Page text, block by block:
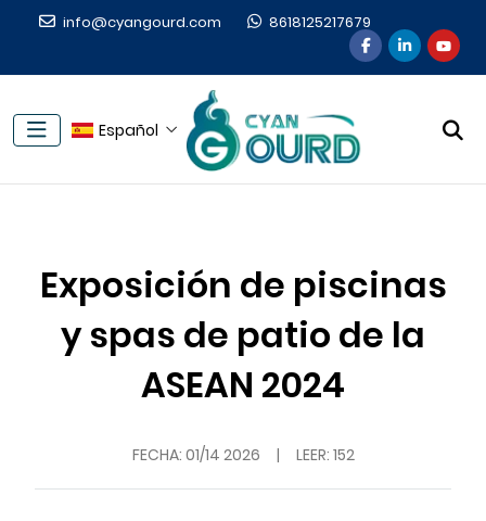
info@cyangourd.com 8618125217679
Español
Exposición de piscinas
y spas de patio de la
ASEAN 2024
FECHA: 01/14 2026 | LEER: 152